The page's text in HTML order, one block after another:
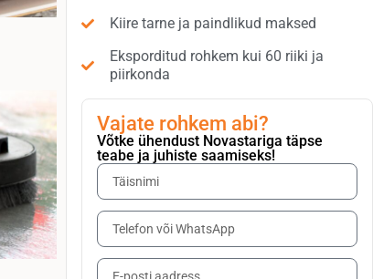
Kiire tarne ja paindlikud maksed
Eksporditud rohkem kui 60 riiki ja
piirkonda
Vajate rohkem abi?
Võtke ühendust Novastariga täpse
teabe ja juhiste saamiseks!